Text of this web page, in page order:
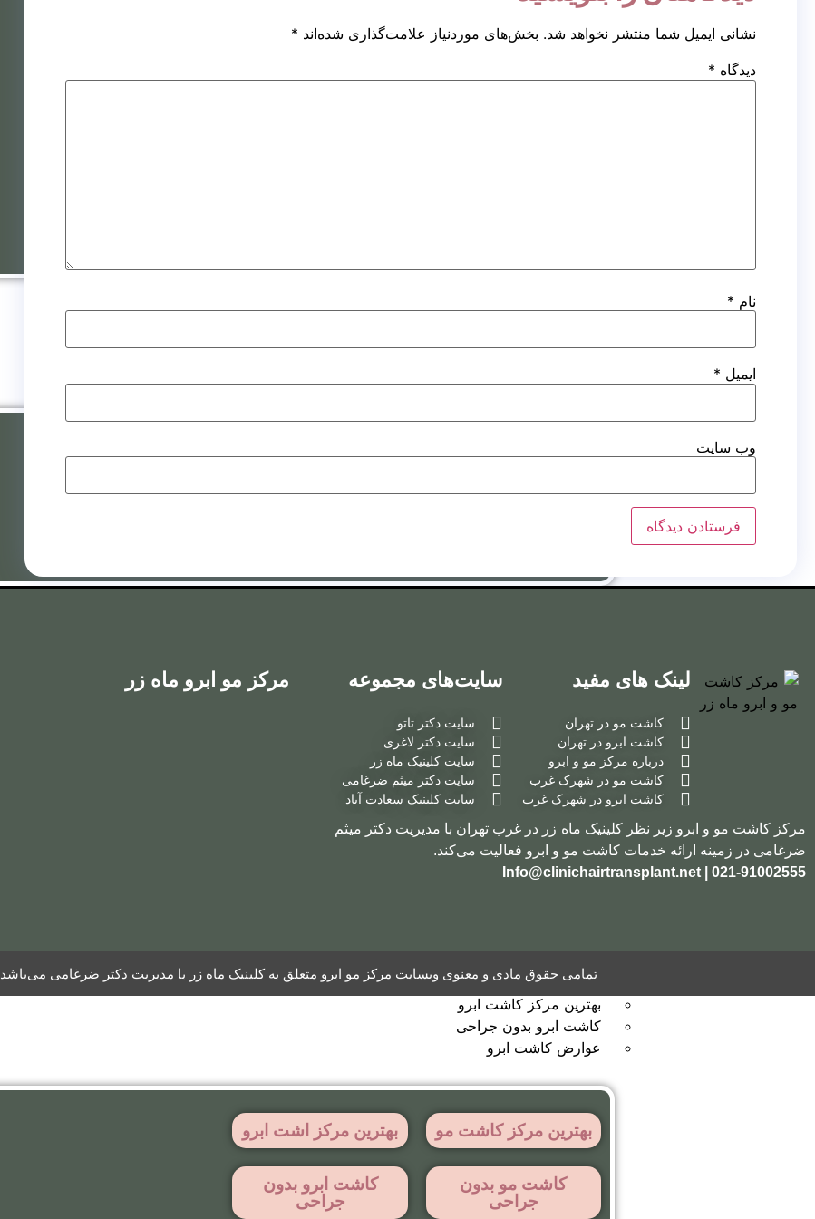
کاشت مو به
روش SUT
کاشت ابرو بایوگرافت
کاشت ابرو به روش
کاشت ابرو به روش
ویدیو
تصاویر قبل و بعد
ویدیوهای
رضایتمندی
مقالات
عوارض کاشت مو
بهترین مرکز کاشت ابرو
کاشت ابرو بدون جراحی
عوارض کاشت ابرو
بهترین مرکز کاشت مو
کاشت مو بدون
جراحی
بهترین مرکز اشت ابرو
کاشت ابرو بدون
جراحی
نشانی ایمیل شما منتشر نخواهد شد. بخش‌های موردنیاز علامت‌گذاری شده‌اند *
دیدگاه *
نام *
ایمیل *
وب‌ سایت
لینک های مفید
کاشت مو در تهران
کاشت ابرو در تهران
درباره مرکز مو و ابرو
کاشت مو در شهرک غرب
کاشت ابرو در شهرک غرب
سایت‌های مجموعه
سایت دکتر تاتو
سایت دکتر لاغری
سایت کلینیک ماه زر
سایت دکتر میثم ضرغامی
سایت کلینیک سعادت آباد
مرکز کاشت مو و ابرو زیر نظر کلینیک ماه زر در غرب تهران با مدیریت دکتر میثم
ضرغامی در زمینه ارائه خدمات کاشت مو و ابرو فعالیت می‌کند.
021-91002555 | Info@clinichairtransplant.net
مرکز مو ابرو ماه زر
تمامی حقوق مادی و معنوی وبسایت مرکز مو ابرو متعلق به کلینیک ماه زر با مدیریت دکتر ضرغامی می‌باشد